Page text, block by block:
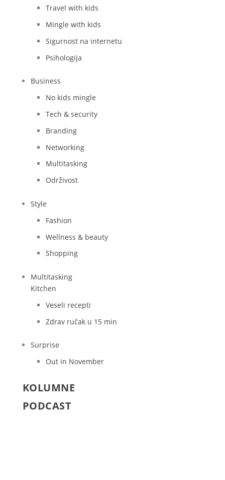
Travel with kids
Mingle with kids
Sigurnost na internetu
Psihologija
Business
No kids mingle
Tech & security
Branding
Networking
Multitasking
Održivost
Style
Fashion
Wellness & beauty
Shopping
Multitasking
Kitchen
Veseli recepti
Zdrav ručak u 15 min
Surprise
Out in November
KOLUMNE
PODCAST